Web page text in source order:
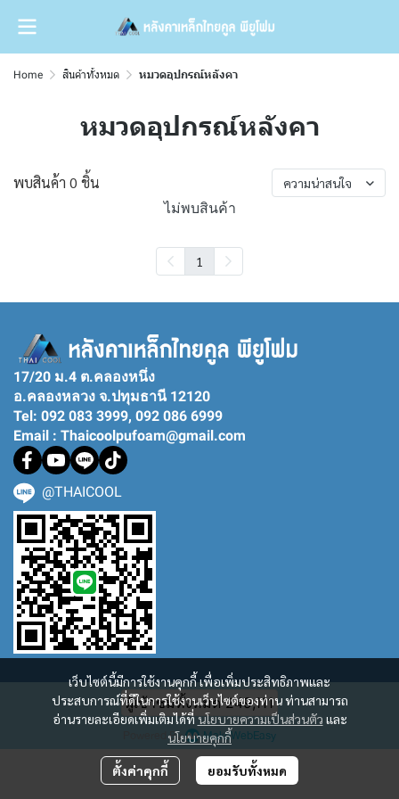
Home สินค้าทั้งหมด หมวดอุปกรณ์หลังคา
หมวดอุปกรณ์หลังคา
พบสินค้า 0 ชิ้น ความน่าสนใจ
ไม่พบสินค้า
1
เว็บไซต์นี้มีการใช้งานคุกกี้ เพื่อเพิ่มประสิทธิภาพและ
ประสบการณ์ที่ดีในการใช้งานเว็บไซต์ของท่าน ท่านสามารถ
อ่านรายละเอียดเพิ่มเติมได้ที่ นโยบายความเป็นส่วนตัว และ
นโยบายคุกกี้
ตั้งค่าคุกกี้ ยอมรับทั้งหมด
17/20 ม.4 ต.คลองหนึ่ง
อ.คลองหลวง จ.ปทุมธานี 12120
Tel: 092 083 3999, 092 086 6999
Email : Thaicoolpufoam@gmail.com
@THAICOOL
ผู้เข้าชมทั้งหมด249,111
Powered By MakeWebEasy